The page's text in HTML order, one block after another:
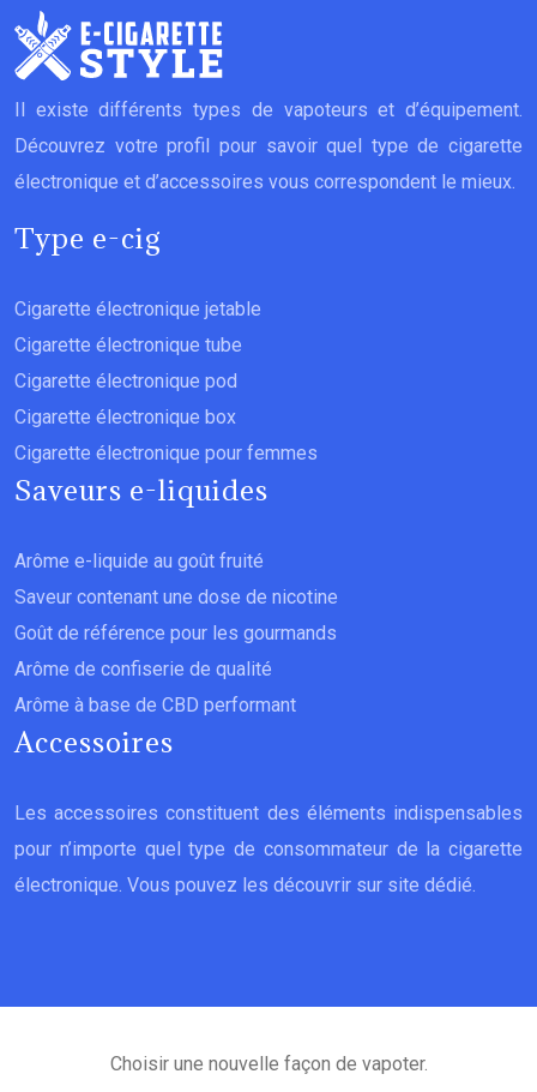
Il existe différents types de vapoteurs et d’équipement.
Découvrez votre profil pour savoir quel type de cigarette
électronique et d’accessoires vous correspondent le mieux.
Type e-cig
Cigarette électronique jetable
Cigarette électronique tube
Cigarette électronique pod
Cigarette électronique box
Cigarette électronique pour femmes
Saveurs e-liquides
Arôme e-liquide au goût fruité
Saveur contenant une dose de nicotine
Goût de référence pour les gourmands
Arôme de confiserie de qualité
Arôme à base de CBD performant
Accessoires
Les accessoires constituent des éléments indispensables
pour n’importe quel type de consommateur de la cigarette
électronique. Vous pouvez les découvrir sur site dédié.
Choisir une nouvelle façon de vapoter.